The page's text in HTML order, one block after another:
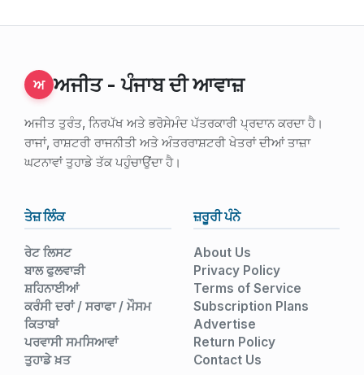
ਅ ਅਜੀਤ - ਪੰਜਾਬ ਦੀ ਆਵਾਜ਼
ਅਜੀਤ ਤੁਰੰਤ, ਨਿਰਪੱਖ ਅਤੇ ਭਰੋਸੇਮੰਦ ਪੱਤਰਕਾਰੀ ਪ੍ਰਦਾਨ ਕਰਦਾ ਹੈ।
ਰਾਜਾਂ, ਰਾਸ਼ਟਰੀ ਰਾਜਨੀਤੀ ਅਤੇ ਅੰਤਰਰਾਸ਼ਟਰੀ ਖੇਤਰਾਂ ਦੀਆਂ ਤਾਜ਼ਾ
ਘਟਨਾਵਾਂ ਤੁਹਾਡੇ ਤੱਕ ਪਹੁੰਚਾਉਂਦਾ ਹੈ।
ਤੇਜ਼ ਲਿੰਕ
ਰੇਟ ਲਿਸਟ
ਬਾਲ ਫੁਲਵਾੜੀ
ਸ਼ਹਿਨਾਈਆਂ
ਕਰੰਸੀ ਦਰਾਂ / ਸਰਾਫਾ / ਮੌਸਮ
ਕਿਤਾਬਾਂ
ਪਰਵਾਸੀ ਸਮਸਿਆਵਾਂ
ਤੁਹਾਡੇ ਖ਼ਤ
ਜ਼ਰੂਰੀ ਪੰਨੇ
About Us
Privacy Policy
Terms of Service
Subscription Plans
Advertise
Return Policy
Contact Us